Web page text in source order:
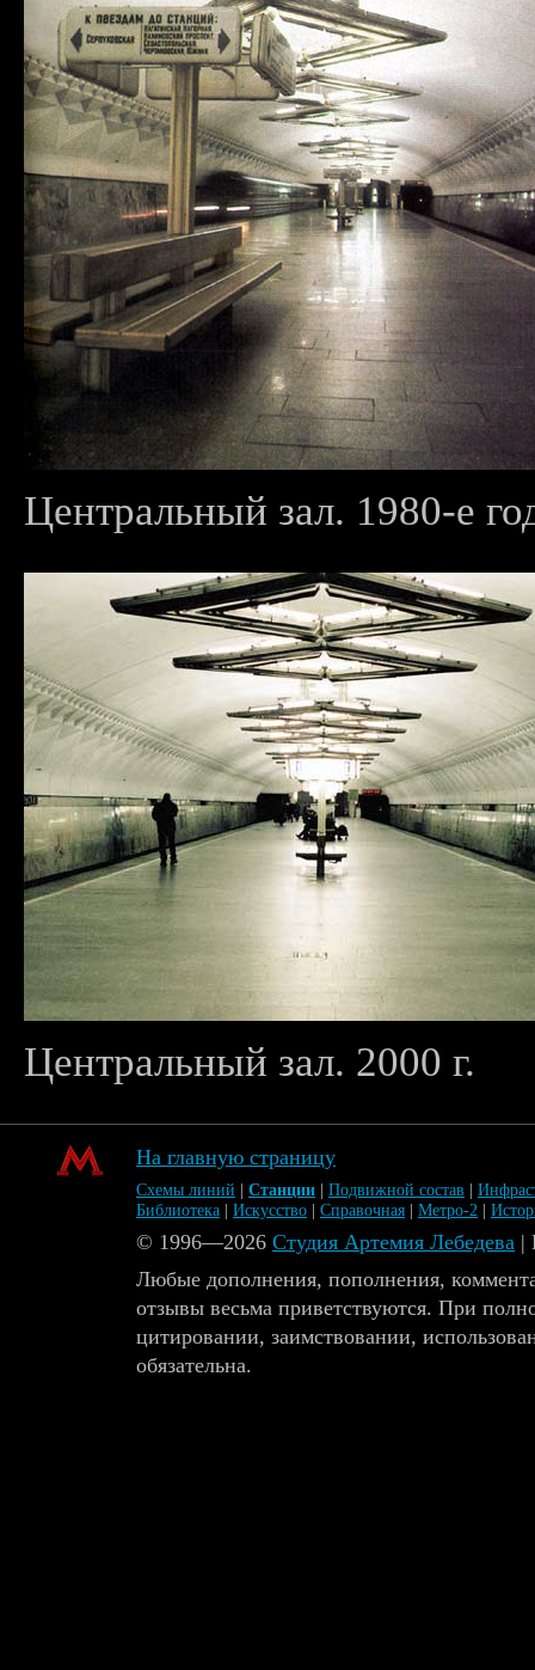
Центральный зал. 1980-е
Центральный зал. 2000 г.
На главную страницу
Схемы линий | Станции | Подвижной состав |
Библиотека | Искусство | Справочная | Метро-2 |
© 1996—2026 Студия Артемия Лебедева |
Любые дополнения, пополнения,
отзывы весьма приветствуются. При
цитировании, заимствовании,
обязательна.